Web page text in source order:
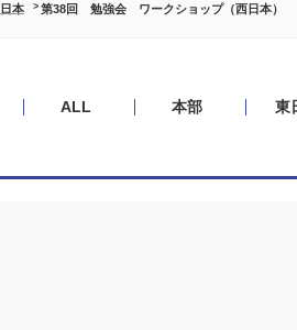
本 第38回 勉強会 ワークショップ（西日本）
ALL 本部 東